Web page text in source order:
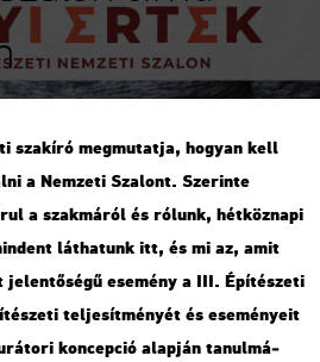
szak­író meg­mu­tat­ja, ho­gyan kell
a Nem­ze­ti Sza­lont. Sze­rin­te
a szak­má­ról és ró­lunk, hét­köz­na­pi
lát­ha­tunk itt, és mi az, amit
ese­mény a III. Épí­té­sze­ti
tel­je­sít­mé­nyét és ese­mé­nye­it
kon­cep­ció alap­ján ta­nul­má­